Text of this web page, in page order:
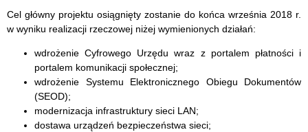
Cel główny projektu osiągnięty zostanie do końca września 2018 r.
w wyniku realizacji rzeczowej niżej wymienionych działań:
wdrożenie Cyfrowego Urzędu wraz z portalem płatności i
portalem komunikacji społecznej;
wdrożenie Systemu Elektronicznego Obiegu Dokumentów
(SEOD);
modernizacja infrastruktury sieci LAN;
dostawa urządzeń bezpieczeństwa sieci;